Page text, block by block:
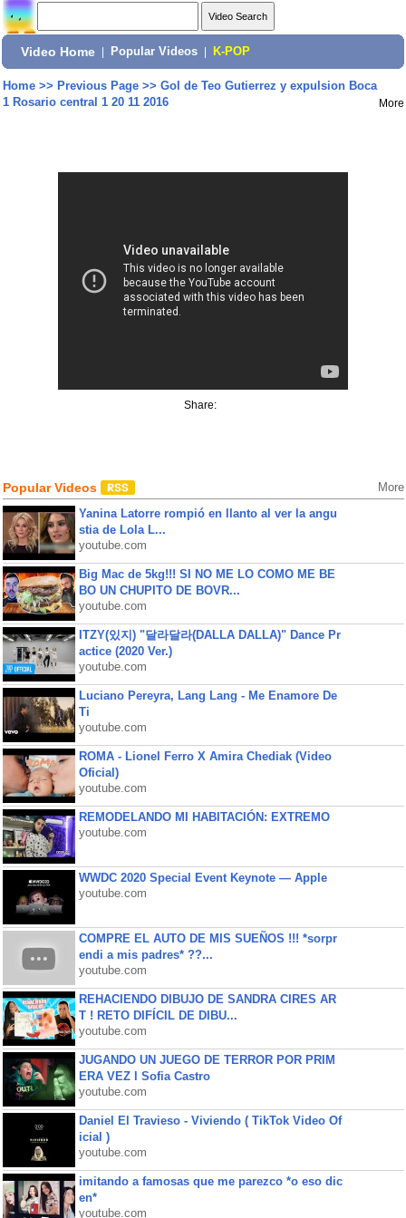
Video Home Popular Videos K-POP
Home>> Previous Page>> Gol de Teo Gutierrez y expulsion Boca
1 Rosario central 1 20 11 2016
More
Share:
Popular Videos More
Yanina Latorre rompió en llanto al ver la angu
stia de Lola L...
youtube.com
Big Mac de 5kg!!! SI NO ME LO COMO ME BE
BO UN CHUPITO DE BOVR...
youtube.com
ITZY(있지) "달라달라(DALLA DALLA)" Dance Pr
actice (2020 Ver.)
youtube.com
Luciano Pereyra, Lang Lang - Me Enamore De
Ti
youtube.com
ROMA - Lionel Ferro X Amira Chediak (Video
Oficial)
youtube.com
REMODELANDO MI HABITACIÓN: EXTREMO
youtube.com
WWDC 2020 Special Event Keynote — Apple
youtube.com
COMPRE EL AUTO DE MIS SUEÑOS !!! *sorpr
endi a mis padres* ??...
youtube.com
REHACIENDO DIBUJO DE SANDRA CIRES AR
T ! RETO DIFÍCIL DE DIBU...
youtube.com
JUGANDO UN JUEGO DE TERROR POR PRIM
ERA VEZ l Sofia Castro
youtube.com
Daniel El Travieso - Viviendo ( TikTok Video Of
icial )
youtube.com
imitando a famosas que me parezco *o eso dic
en*
youtube.com